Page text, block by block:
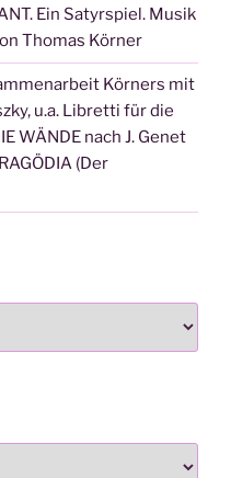
Ein Satyrspiel. Musik
Thomas Körner
Körners mit
u.a. Libretti für die
WÄNDE nach J. Genet
(Der